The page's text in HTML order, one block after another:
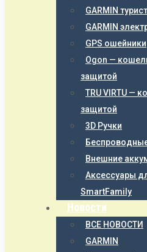
GARMIN
GARMIN
GPS ошейники
Ogon —
защитой
TRU VIRTU —
защитой
3D Ручки
Внешние
Аксессуары
SmartFamily
Новости
ВСЕ НОВОСТИ
GARMIN